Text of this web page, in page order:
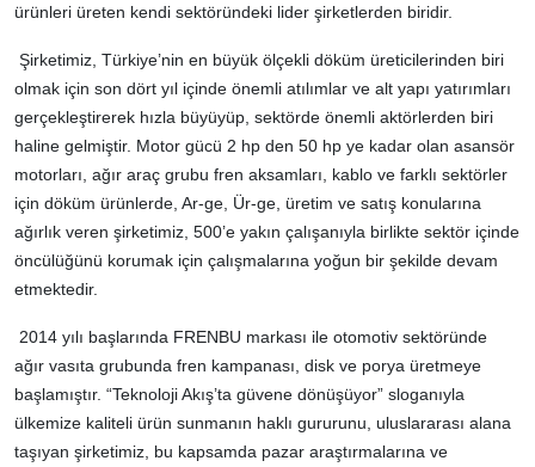
ürünleri üreten kendi sektöründeki lider şirketlerden biridir.
Şirketimiz, Türkiye’nin en büyük ölçekli döküm üreticilerinden biri
olmak için son dört yıl içinde önemli atılımlar ve alt yapı yatırımları
gerçekleştirerek hızla büyüyüp, sektörde önemli aktörlerden biri
haline gelmiştir. Motor gücü 2 hp den 50 hp ye kadar olan asansör
motorları, ağır araç grubu fren aksamları, kablo ve farklı sektörler
için döküm ürünlerde, Ar-ge, Ür-ge, üretim ve satış konularına
ağırlık veren şirketimiz, 500’e yakın çalışanıyla birlikte sektör içinde
öncülüğünü korumak için çalışmalarına yoğun bir şekilde devam
etmektedir.
2014 yılı başlarında FRENBU markası ile otomotiv sektöründe
ağır vasıta grubunda fren kampanası, disk ve porya üretmeye
başlamıştır. “Teknoloji Akış’ta güvene dönüşüyor” sloganıyla
ülkemize kaliteli ürün sunmanın haklı gururunu, uluslararası alana
taşıyan şirketimiz, bu kapsamda pazar araştırmalarına ve